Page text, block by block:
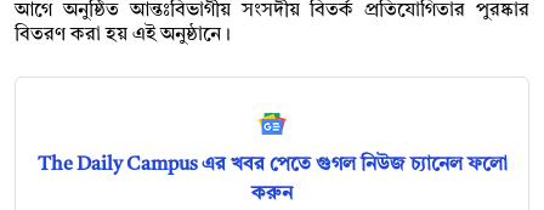
আগে অনুষ্ঠিত আন্তঃবিভাগীয় সংসদীয় বিতর্ক প্রতিযোগিতার পুরষ্কার
বিতরণ করা হয় এই অনুষ্ঠানে।
The Daily Campus এর খবর পেতে গুগল নিউজ চ্যানেল ফলো
করুন